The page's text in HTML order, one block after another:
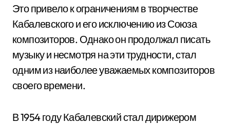
Это привело к ограничениям в творчестве
Кабалевского и его исключению из Союза
композиторов. Однако он продолжал писать
музыку и несмотря на эти трудности, стал
одним из наиболее уважаемых композиторов
своего времени.
В 1954 году Кабалевский стал дирижером